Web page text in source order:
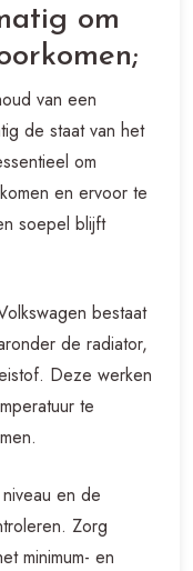
om
van een
de staat van het
om
en ervoor te
soepel blijft
bestaat
de radiator,
Deze werken
te
en de
Zorg
minimum- en